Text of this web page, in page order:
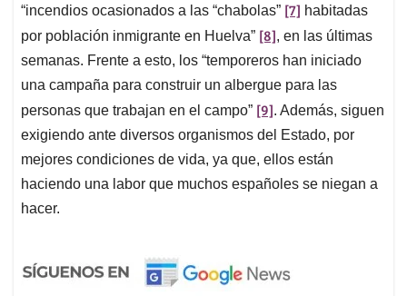
“incendios ocasionados a las “chabolas” [7] habitadas
por población inmigrante en Huelva” [8], en las últimas
semanas. Frente a esto, los “temporeros han iniciado
una campaña para construir un albergue para las
personas que trabajan en el campo” [9]. Además, siguen
exigiendo ante diversos organismos del Estado, por
mejores condiciones de vida, ya que, ellos están
haciendo una labor que muchos españoles se niegan a
hacer.